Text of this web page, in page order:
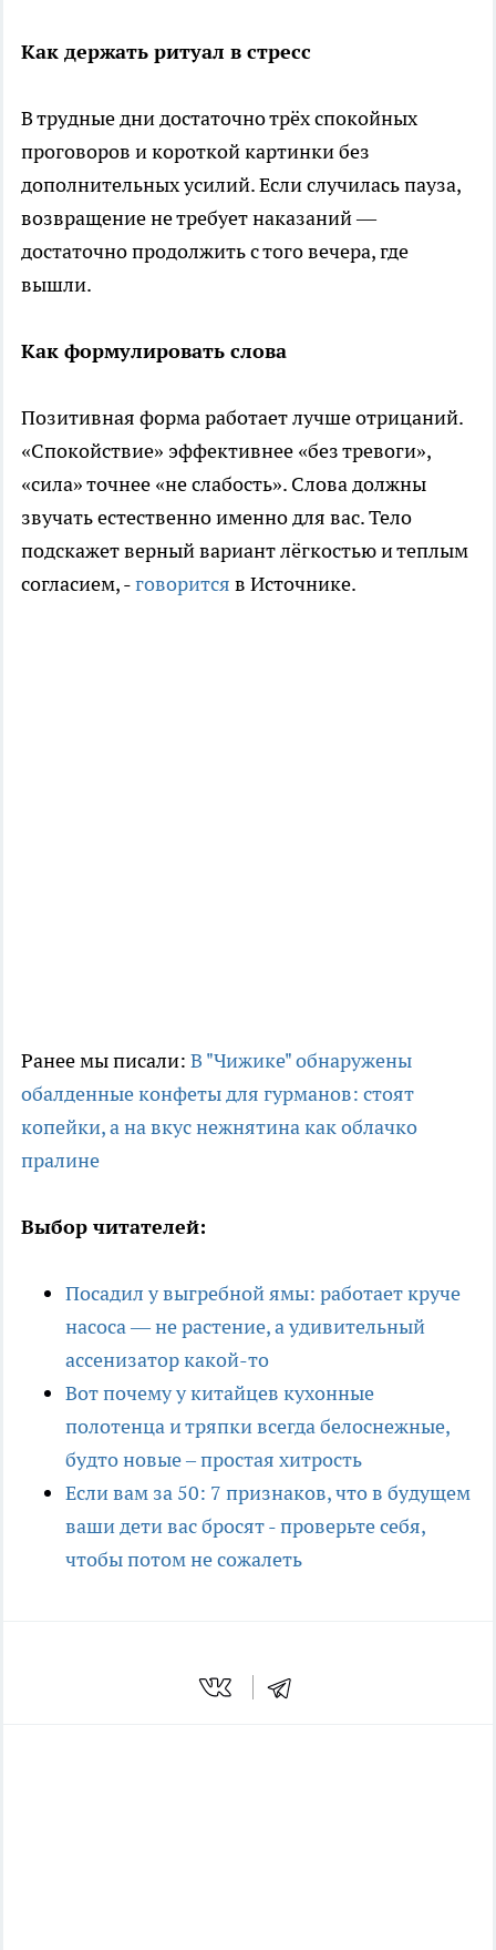
Как держать ритуал в стресс
В трудные дни достаточно трёх спокойных
проговоров и короткой картинки без
дополнительных усилий. Если случилась пауза,
возвращение не требует наказаний —
достаточно продолжить с того вечера, где
вышли.
Как формулировать слова
Позитивная форма работает лучше отрицаний.
«Спокойствие» эффективнее «без тревоги»,
«сила» точнее «не слабость». Слова должны
звучать естественно именно для вас. Тело
подскажет верный вариант лёгкостью и теплым
согласием, -говорится в Источнике.
Ранее мы писали: В "Чижике" обнаружены
обалденные конфеты для гурманов: стоят
копейки, а на вкус нежнятина как облачко
пралине
Выбор читателей:
Посадил у выгребной ямы: работает круче
насоса — не растение, а удивительный
ассенизатор какой-то
Вот почему у китайцев кухонные
полотенца и тряпки всегда белоснежные,
будто новые – простая хитрость
Если вам за 50: 7 признаков, что в будущем
ваши дети вас бросят - проверьте себя,
чтобы потом не сожалеть